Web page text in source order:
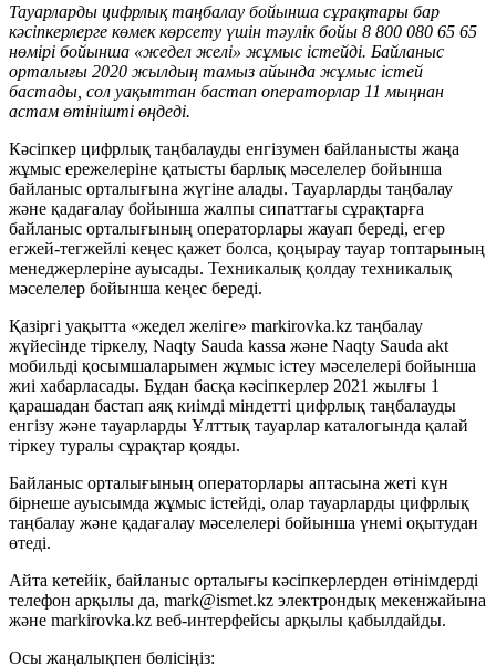
Тауарларды цифрлық таңбалау бойынша сұрақтары бар
кәсіпкерлерге көмек көрсету үшін тәулік бойы 8 800 080 65 65
нөмірі бойынша «жедел желі» жұмыс істейді. Байланыс
орталығы 2020 жылдың тамыз айында жұмыс істей
бастады, сол уақыттан бастап операторлар 11 мыңнан
астам өтінішті өңдеді.
Кәсіпкер цифрлық таңбалауды енгізумен байланысты жаңа
жұмыс ережелеріне қатысты барлық мәселелер бойынша
байланыс орталығына жүгіне алады. Тауарларды таңбалау
және қадағалау бойынша жалпы сипаттағы сұрақтарға
байланыс орталығының операторлары жауап береді, егер
егжей-тегжейлі кеңес қажет болса, қоңырау тауар топтарының
менеджерлеріне ауысады. Техникалық қолдау техникалық
мәселелер бойынша кеңес береді.
Қазіргі уақытта «жедел желіге» markirovka.kz таңбалау
жүйесінде тіркелу, Naqty Sauda kassa және Naqty Sauda akt
мобильді қосымшаларымен жұмыс істеу мәселелері бойынша
жиі хабарласады. Бұдан басқа кәсіпкерлер 2021 жылғы 1
қарашадан бастап аяқ киімді міндетті цифрлық таңбалауды
енгізу және тауарларды Ұлттық тауарлар каталогында қалай
тіркеу туралы сұрақтар қояды.
Байланыс орталығының операторлары аптасына жеті күн
бірнеше ауысымда жұмыс істейді, олар тауарларды цифрлық
таңбалау және қадағалау мәселелері бойынша үнемі оқытудан
өтеді.
Айта кетейік, байланыс орталығы кәсіпкерлерден өтінімдерді
телефон арқылы да, mark@ismet.kz электрондық мекенжайына
және markirovka.kz веб-интерфейсы арқылы қабылдайды.
Осы жаңалықпен бөлісіңіз: